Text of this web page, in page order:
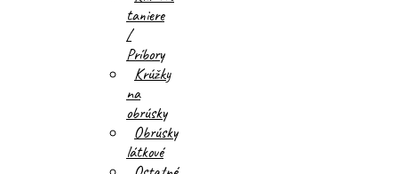
taniere
/
Príbory
Krúžky
na
obrúsky
Obrúsky
látkové